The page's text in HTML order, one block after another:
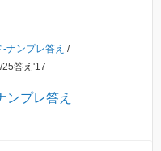
ナンプレ答え /
25答え'17
ンプレ答え